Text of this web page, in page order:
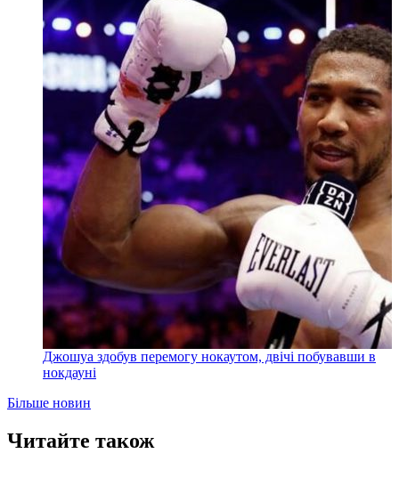
Джошуа здобув перемогу нокаутом, двічі побувавши в
нокдауні
Більше новин
Читайте також